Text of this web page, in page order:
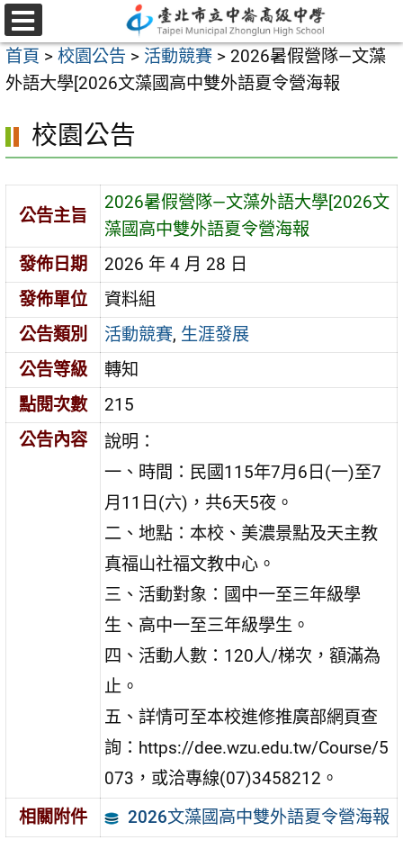
跳
至
主
要
容
選
單
首頁 > 校園公告 > 活動競賽 > 2026暑假營隊—文藻
外語大學[2026文藻國高中雙外語夏令營海報
校園公告
公告主旨
2026暑假營隊—文藻外語大學[2026文
藻國高中雙外語夏令營海報
發佈日期
2026 年 4 月 28 日
發佈單位
資料組
公告類別
活動競賽, 生涯發展
公告等級
轉知
點閱次數
215
公告內容
說明：
一、時間：民國115年7月6日(一)至7
月11日(六)，共6天5夜。
二、地點：本校、美濃景點及天主教
真福山社福文教中心。
三、活動對象：國中一至三年級學
生、高中一至三年級學生。
四、活動人數：120人/梯次，額滿為
止。
五、詳情可至本校進修推廣部網頁查
詢：https://dee.wzu.edu.tw/Course/5
073，或洽專線(07)3458212。
相關附件
2026文藻國高中雙外語夏令營海報